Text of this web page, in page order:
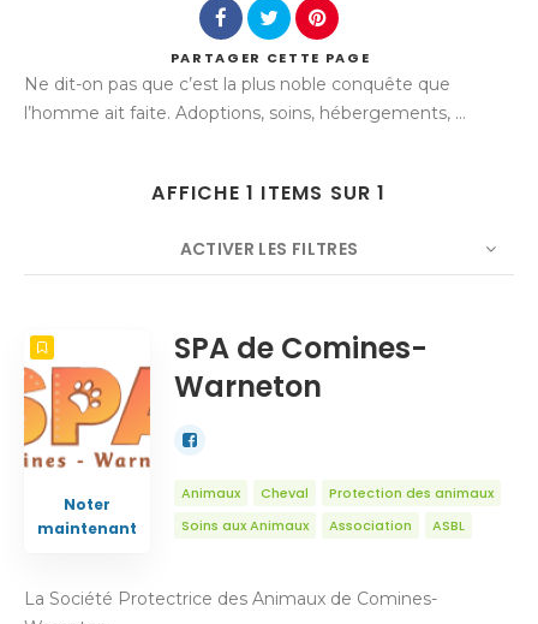
Rechercher
PARTAGER CETTE PAGE
Ne dit-on pas que c’est la plus noble conquête que
l’homme ait faite. Adoptions, soins, hébergements, ...
AFFICHE 1 ITEMS SUR 1
ACTIVER LES FILTRES
NOMBRE
Noter
maintenant
SPA de Comines-
Warneton
Animaux Cheval
Protection des animaux
Soins aux Animaux
Association ASBL
La Société Protectrice des Animaux de Comines-